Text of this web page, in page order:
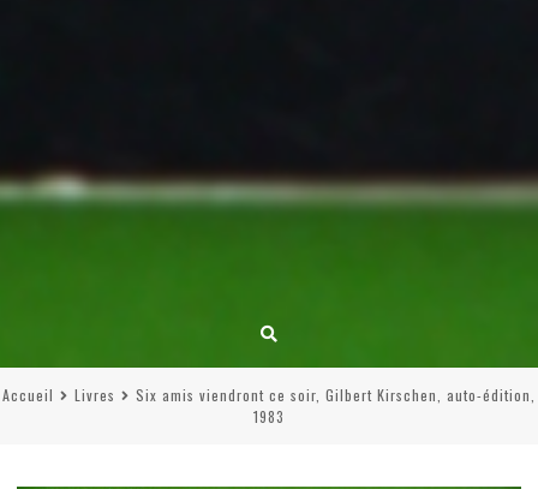
Accueil Livres
Six amis viendront ce soir, Gilbert Kirschen, auto-édition,
1983